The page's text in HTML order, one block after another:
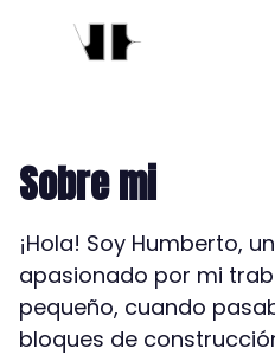
Sobre mi
¡Hola! Soy Humberto,
apasionado por mi
pequeño, cuando
bloques de